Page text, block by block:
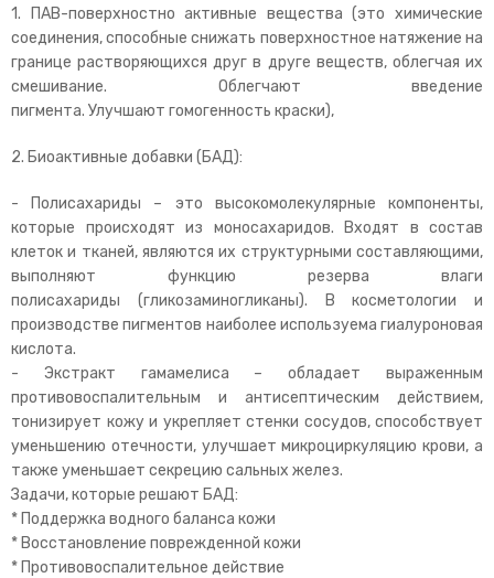
1. ПАВ-поверхностно активные вещества (это химические
соединения, способные снижать поверхностное натяжение на
границе растворяющихся друг в друге веществ, облегчая их
смешивание. Облегчают введение
пигмента. Улучшают гомогенность краски),
2. Биоактивные добавки (БАД):
- Полисахариды – это высокомолекулярные компоненты,
которые происходят из моносахаридов. Входят в состав
клеток и тканей, являются их структурными составляющими,
выполняют функцию резерва влаги
полисахариды (гликозаминогликаны). В косметологии и
производстве пигментов наиболее используема гиалуроновая
кислота.
- Экстракт гамамелиса – обладает выраженным
противовоспалительным и антисептическим действием,
тонизирует кожу и укрепляет стенки сосудов, способствует
уменьшению отечности, улучшает микроциркуляцию крови, а
также уменьшает секрецию сальных желез.
Задачи, которые решают БАД:
* Поддержка водного баланса кожи
* Восстановление поврежденной кожи
* Противовоспалительное действие